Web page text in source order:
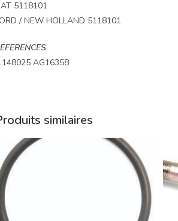
5118101
/ NEW HOLLAND 5118101
AG16358
similaires